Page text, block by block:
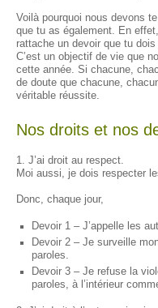
Voilà pourquoi nous devons
que tu as également. En
rattache un devoir que tu dois
C’est un objectif de vie que
cette année. Si chacune,
de doute que chacune,
véritable réussite.
Nos droits et nos
1. J’ai droit au respect.
Moi aussi, je dois respecter
Donc, chaque jour,
Devoir 1 – J’appelle les
Devoir 2 – Je surveille
paroles.
Devoir 3 – Je refuse la
paroles, à l’intérieur